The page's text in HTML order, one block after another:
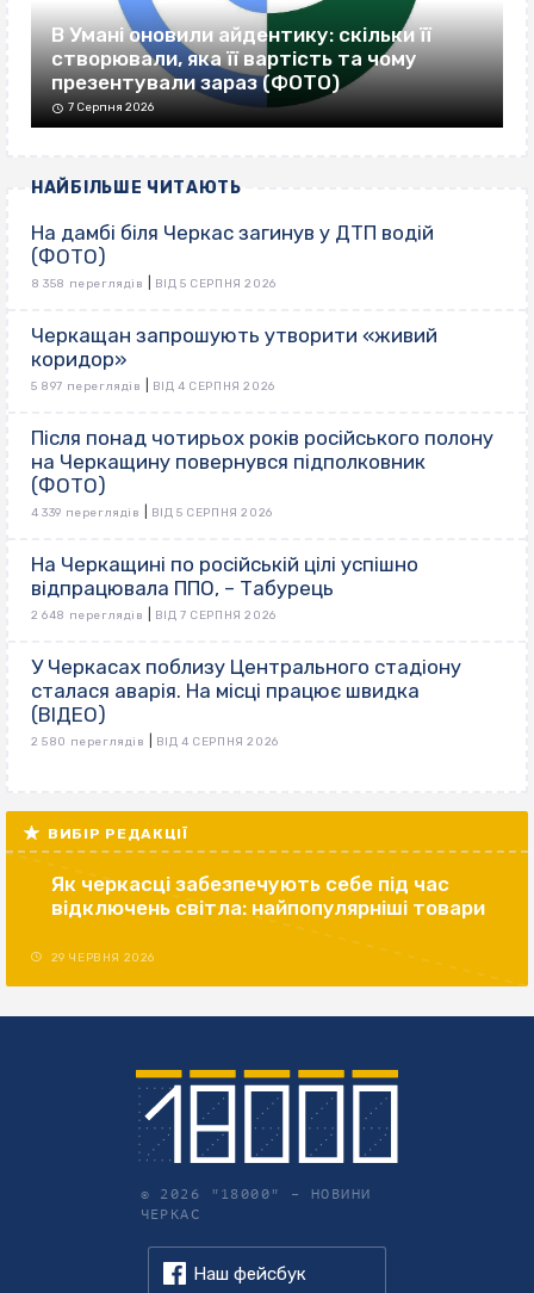
В Умані оновили айдентику: скільки її
створювали, яка її вартість та чому
презентували зараз (ФОТО)
7 Серпня 2026
НАЙБІЛЬШЕ ЧИТАЮТЬ
На дамбі біля Черкас загинув у ДТП водій
(ФОТО)
8 358 переглядів ВІД 5 СЕРПНЯ 2026
Черкащан запрошують утворити «живий
коридор»
5 897 переглядів ВІД 4 СЕРПНЯ 2026
Після понад чотирьох років російського полону
на Черкащину повернувся підполковник
(ФОТО)
4 339 переглядів ВІД 5 СЕРПНЯ 2026
На Черкащині по російській цілі успішно
відпрацювала ППО, – Табурець
2 648 переглядів ВІД 7 СЕРПНЯ 2026
У Черкасах поблизу Центрального стадіону
сталася аварія. На місці працює швидка
(ВІДЕО)
2 580 переглядів ВІД 4 СЕРПНЯ 2026
ВИБІР РЕДАКЦІЇ
Як черкасці забезпечують себе під час
відключень світла: найпопулярніші товари
29 ЧЕРВНЯ 2026
© 2026 "18000" – НОВИНИ
ЧЕРКАС
Наш фейсбук